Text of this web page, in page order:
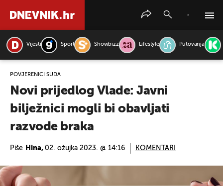
Vijesti Sport Showbizz Lifestyle Putovanja
POVJERENICI SUDA
Novi prijedlog Vlade: Javni
bilježnici mogli bi obavljati
razvode braka
Piše Hina, 02. ožujka 2023. @ 14:16 KOMENTARI
PRETRAŽITE VIJESTI